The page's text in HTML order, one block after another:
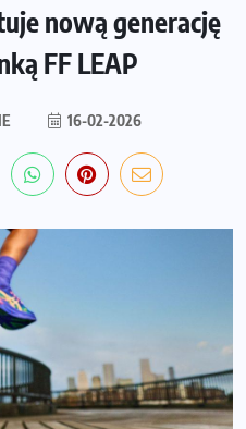
nową generację
FF LEAP
16-02-2026